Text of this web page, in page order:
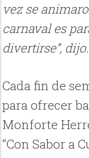
vez se
carnaval es
divertirse”, dijo.
Cada fin de
para ofrecer
Monforte
“Con Sabor a